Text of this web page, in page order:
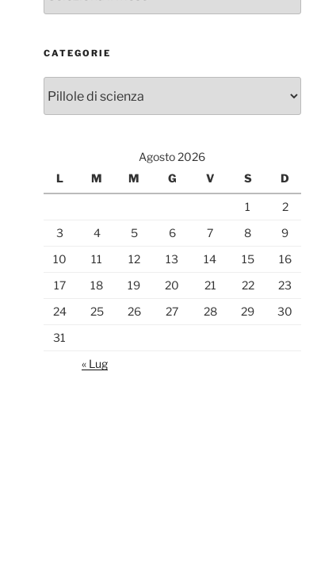
CATEGORIE
Agosto 2026
L
M M G V S D
1
2
3
4 5 6 7 8
9
10
11 12 13 14 15
16
17
18 19 20 21 22
23
24
25 26 27 28 29
30
31
« Lug